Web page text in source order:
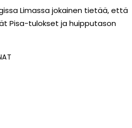
Limassa jokainen tietää, että
Pisa-tulokset ja huipputason